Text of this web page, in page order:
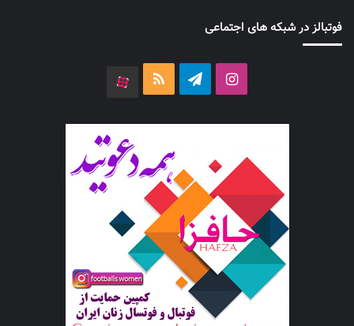
فوتبالز در شبکه های اجتماعی
اینستاگرامتلگرام خوراک